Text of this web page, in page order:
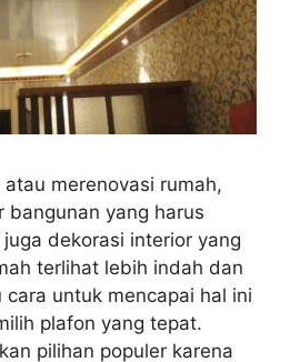
merenovasi rumah,
yang harus
dekorasi interior yang
terlihat lebih indah dan
cara untuk mencapai hal ini
plafon yang tepat.
pilihan populer karena